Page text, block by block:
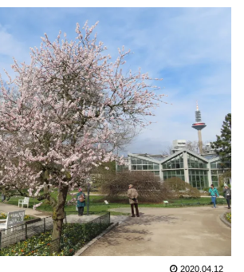
2020.04.12